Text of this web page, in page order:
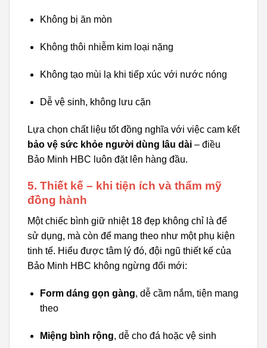
Không bị ăn mòn
Không thôi nhiễm kim loại nặng
Không tạo mùi lạ khi tiếp xúc với nước nóng
Dễ vệ sinh, không lưu cặn
Lựa chọn chất liệu tốt đồng nghĩa với việc cam kết
bảo vệ sức khỏe người dùng lâu dài – điều
Bảo Minh HBC luôn đặt lên hàng đầu.
5. Thiết kế – khi tiện ích và thẩm mỹ
đồng hành
Một chiếc bình giữ nhiệt 18 đẹp không chỉ là để
sử dụng, mà còn để mang theo như một phụ kiện
tinh tế. Hiểu được tâm lý đó, đội ngũ thiết kế của
Bảo Minh HBC không ngừng đổi mới:
Form dáng gọn gàng, dễ cầm nắm, tiện mang
theo
Miệng bình rộng, dễ cho đá hoặc vệ sinh